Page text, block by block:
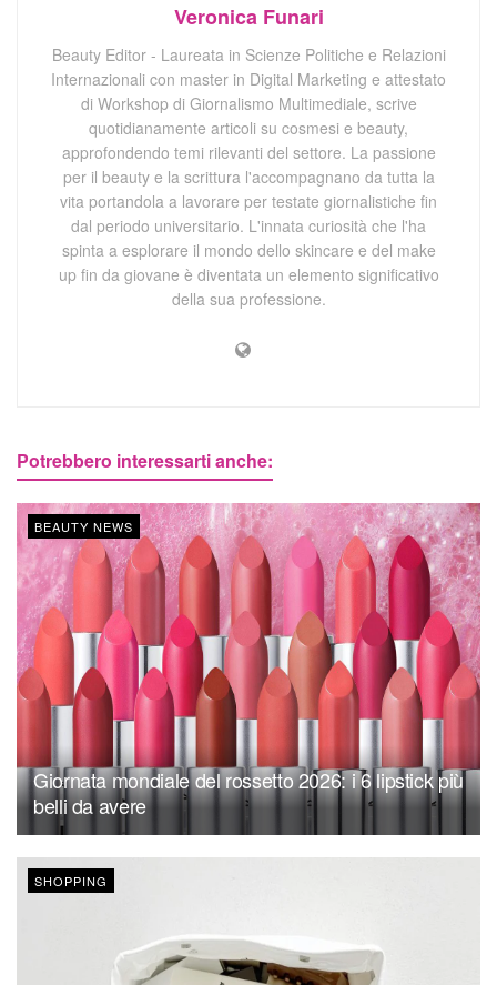
Veronica Funari
Beauty Editor - Laureata in Scienze Politiche e Relazioni
Internazionali con master in Digital Marketing e attestato
di Workshop di Giornalismo Multimediale, scrive
quotidianamente articoli su cosmesi e beauty,
approfondendo temi rilevanti del settore. La passione
per il beauty e la scrittura l'accompagnano da tutta la
vita portandola a lavorare per testate giornalistiche fin
dal periodo universitario. L'innata curiosità che l'ha
spinta a esplorare il mondo dello skincare e del make
up fin da giovane è diventata un elemento significativo
della sua professione.
Potrebbero interessarti anche:
BEAUTY NEWS
Giornata mondiale del rossetto 2026: i 6 lipstick più
belli da avere
SHOPPING